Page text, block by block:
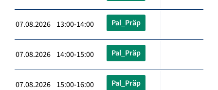
07.08.2026 13:00-14:00 Pal_Präp
07.08.2026 14:00-15:00 Pal_Präp
07.08.2026 15:00-16:00 Pal_Präp